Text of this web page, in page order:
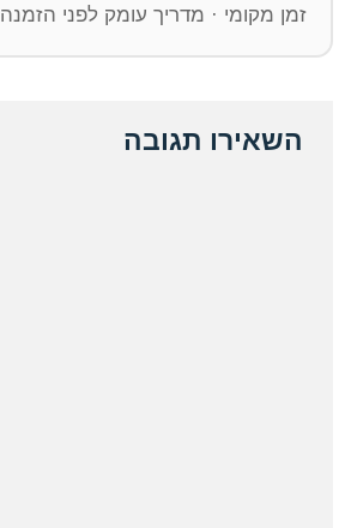
זמן מקומי · מדריך עומק לפני הזמנה
השאירו תגובה